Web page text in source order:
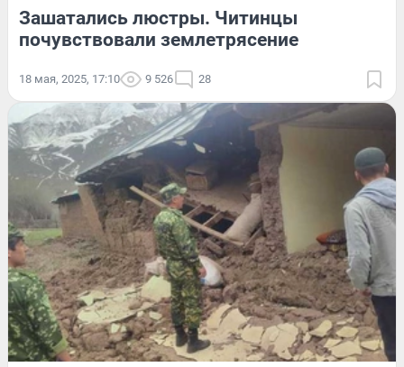
Зашатались люстры. Читинцы
почувствовали землетрясение
18 мая, 2025, 17:10 9 526 28